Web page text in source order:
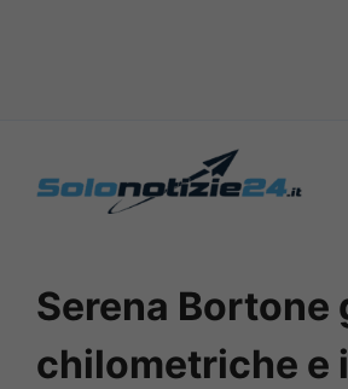
Serena Bortone
chilometriche e